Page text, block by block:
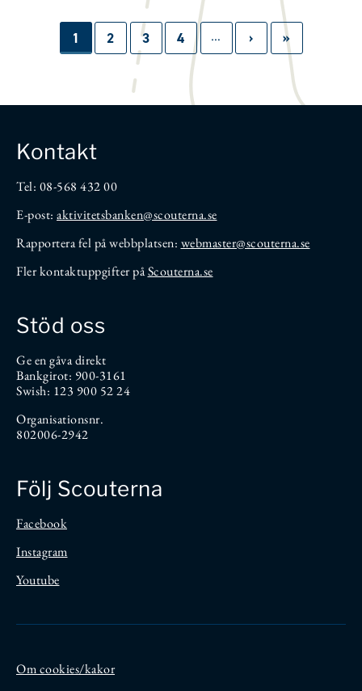
Paginering
Sida
1 Sida
2 Sida
3 Sida
4 …
Nästa
sida
›
Sista
sidan
»
Kontakt
Tel: 08-568 432 00
E-post: aktivitetsbanken@scouterna.se
Rapportera fel på webbplatsen: webmaster@scouterna.se
Fler kontaktuppgifter påScouterna.se
Stöd oss
Ge en gåva direkt
Bankgirot: 900-3161
Swish: 123 900 52 24
Organisationsnr.
802006-2942
Följ Scouterna
Facebook
Instagram
Youtube
Om cookies/kakor